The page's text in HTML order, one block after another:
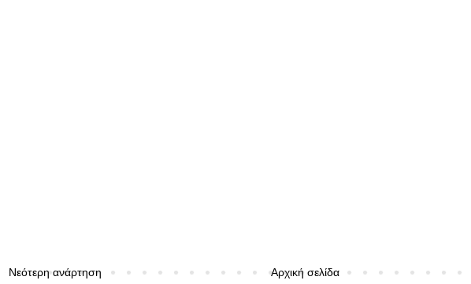
Νεότερη ανάρτηση Αρχική σελίδα